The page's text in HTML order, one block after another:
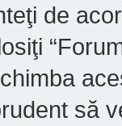
de
să